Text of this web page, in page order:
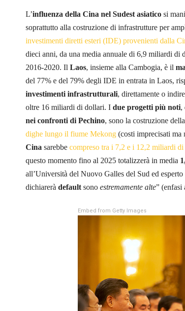
L’influenza della Cina nel Sudest asiatico si
soprattutto alla costruzione di infrastrutture per
investimenti diretti esteri (IDE) provenienti dalla
dieci anni, da una media annuale di 6,9 miliardi
2016-2020. Il Laos, insieme alla Cambogia, è il
del 77% e del 79% degli IDE in entrata in Laos,
investimenti infrastrutturali, direttamente o
oltre 16 miliardi di dollari. I due progetti più noti,
nei confronti di Pechino, sono la costruzione della
dighe lungo il fiume Mekong (costi imprecisati
Cina sarebbe compreso tra i 7,2 e i 12,2 miliardi
questo momento fino al 2025 totalizzerà in media
all’Università del Nuovo Galles del Sud ed
dichiarerà default sono estremamente alte” (enfasi
Embed from Getty Images